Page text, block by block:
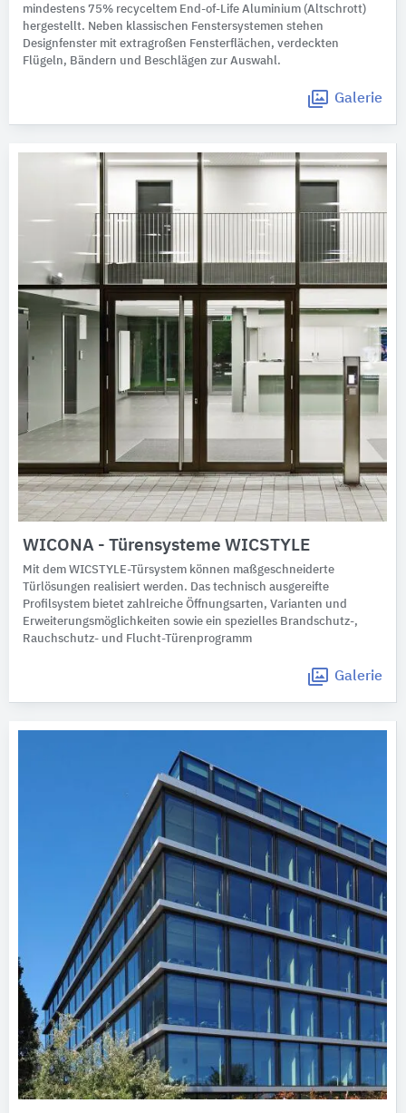
mindestens 75% recyceltem End-of-Life Aluminium (Altschrott)
hergestellt. Neben klassischen Fenstersystemen stehen
Designfenster mit extragroßen Fensterflächen, verdeckten
Flügeln, Bändern und Beschlägen zur Auswahl.
Galerie
WICONA - Türensysteme WICSTYLE
Mit dem WICSTYLE-Türsystem können maßgeschneiderte
Türlösungen realisiert werden. Das technisch ausgereifte
Profilsystem bietet zahlreiche Öffnungsarten, Varianten und
Erweiterungsmöglichkeiten sowie ein spezielles Brandschutz-,
Rauchschutz- und Flucht-Türenprogramm
Galerie